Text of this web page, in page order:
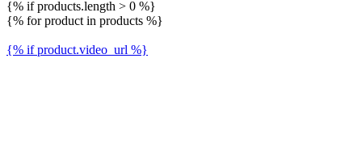
{% if products.length > 0 %}
{% for product in products %}
{% if product.video_url %}